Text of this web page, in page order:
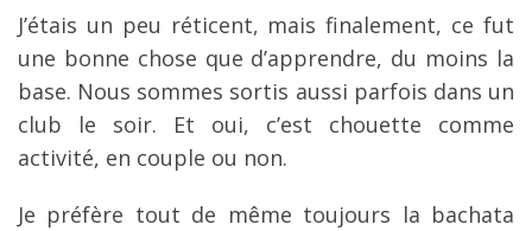
J’étais un peu réticent, mais finalement, ce fut
une bonne chose que d’apprendre, du moins la
base. Nous sommes sortis aussi parfois dans un
club le soir. Et oui, c’est chouette comme
activité, en couple ou non.
Je préfère tout de même toujours la bachata